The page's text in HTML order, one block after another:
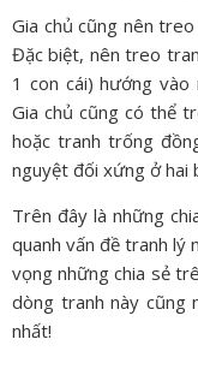
Gia chủ cũng nên
Đặc biệt, nên treo
1 con cái) hướng vào
Gia chủ cũng có thể
hoặc tranh trống
nguyệt đối xứng ở hai
Trên đây là những
quanh vấn đề tranh
vọng những chia sẻ
dòng tranh này
nhất!